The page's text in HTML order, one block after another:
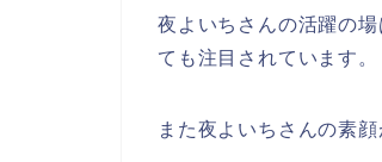
夜よいちさんの活躍の
ても注目されています。
また夜よいちさんの素顔